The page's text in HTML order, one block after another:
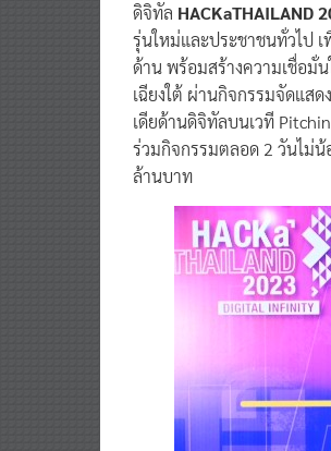
ดิจิทัล HACKaTHAILAND
รุ่นใหม่และประชาชนทั่วไป
ด้าน พร้อมสร้างความเชื่อมั่
เฉียงใต้ ผ่านกิจกรรมจัดแส
เดียด้านดิจิทัลบนเวที
ร่วมกิจกรรมตลอด 2 วันไม่
ล้านบาท